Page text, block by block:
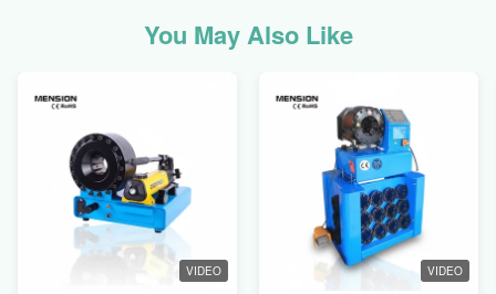
You May Also Like
VIDEO VIDEO